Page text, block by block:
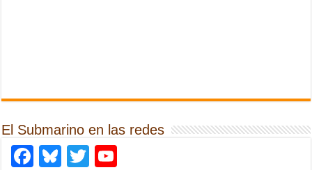
El Submarino en las redes
Facebook
Bluesky
Twitter